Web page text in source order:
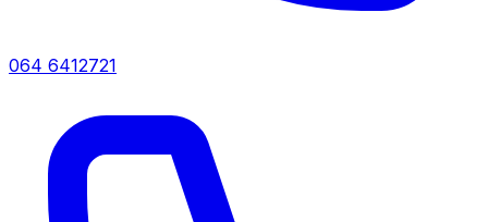
064 6412721